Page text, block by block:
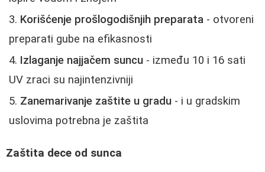
Korišćenje prošlogodišnjih preparata - otvoreni
preparati gube na efikasnosti
Izlaganje najjačem suncu - između 10 i 16 sati
UV zraci su najintenzivniji
Zanemarivanje zaštite u gradu - i u gradskim
uslovima potrebna je zaštita
Zaštita dece od sunca